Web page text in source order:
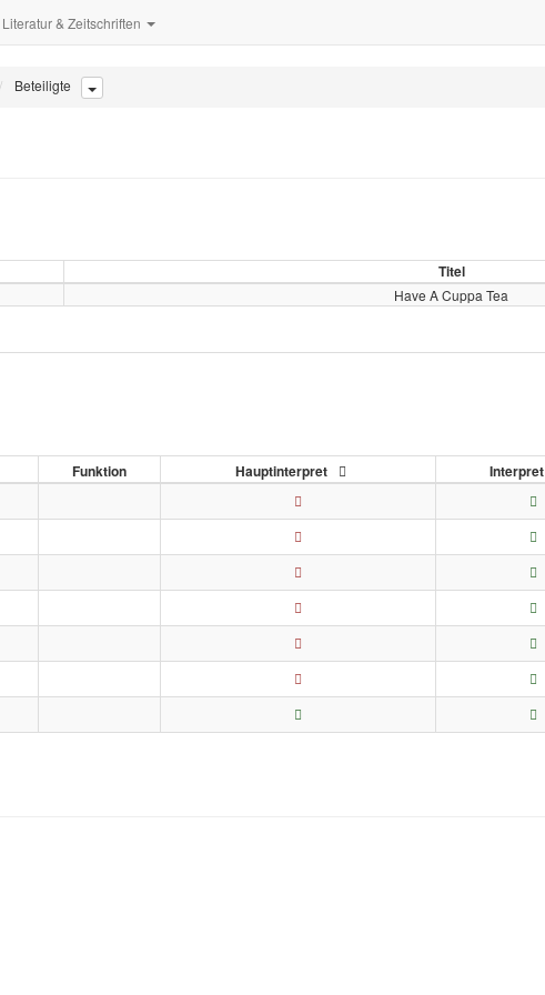
Literatur & Zeitschriften
Beteiligte
Titel
Have A Cuppa Tea
Funktion Hauptinterpret Interpret